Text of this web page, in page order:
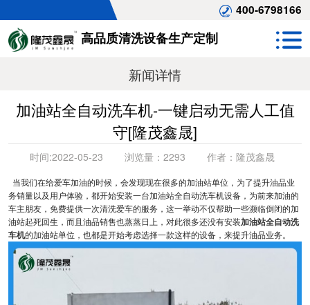
400-6798166
高品质清洗设备生产定制
新闻详情
加油站全自动洗车机-一键启动无需人工值
守[隆茂鑫晟]
时间:2022-05-23 浏览量： 2293 作者： 隆茂鑫晟
当我们在给爱车加油的时候，会发现现在很多的加油站单位，为了提升油品业
务销量以及用户体验，都开始安装一台加油站全自动洗车机设备，为前来加油的
车主朋友，免费提供一次清洗爱车的服务，这一举动不仅帮助一些濒临倒闭的加
油站起死回生，而且油品销售也蒸蒸日上，对此很多还没有安装加油站全自动洗
车机的加油站单位，也都是开始考虑选择一款这样的设备，来提升油品业务。